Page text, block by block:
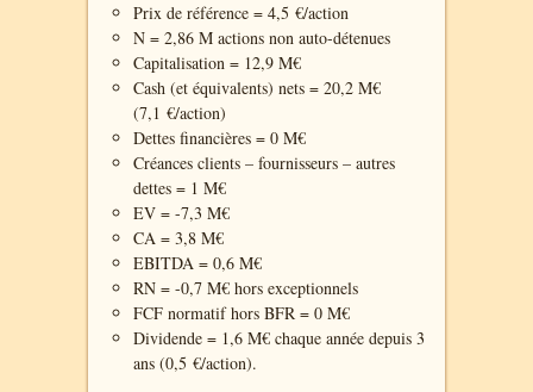
Prix de référence = 4,5 €/action
N = 2,86 M actions non auto-détenues
Capitalisation = 12,9 M€
Cash (et équivalents) nets = 20,2 M€
(7,1 €/action)
Dettes financières = 0 M€
Créances clients – fournisseurs – autres
dettes = 1 M€
EV = -7,3 M€
CA = 3,8 M€
EBITDA = 0,6 M€
RN = -0,7 M€ hors exceptionnels
FCF normatif hors BFR = 0 M€
Dividende = 1,6 M€ chaque année depuis 3
ans (0,5 €/action).